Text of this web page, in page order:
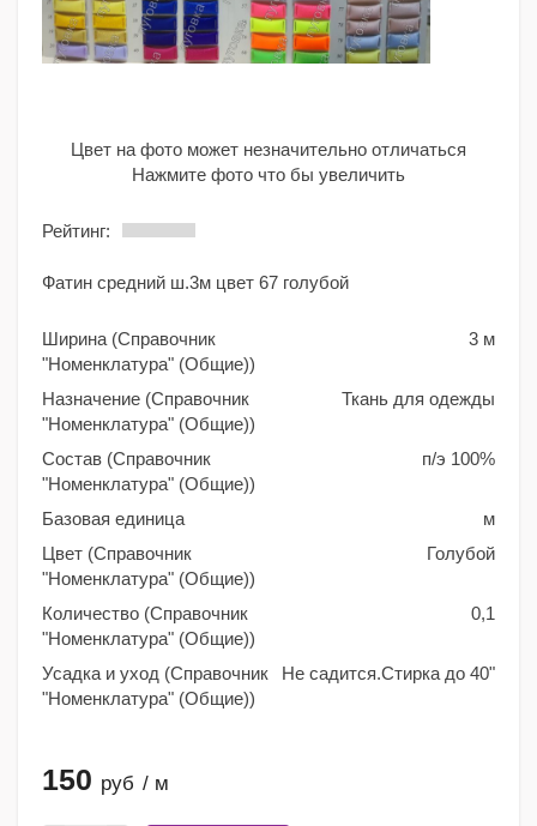
Цвет на фото может незначительно отличаться
Нажмите фото что бы увеличить
Рейтинг:
Фатин средний ш.3м цвет 67 голубой
Ширина (Справочник
"Номенклатура" (Общие))
3 м
Назначение (Справочник
"Номенклатура" (Общие))
Ткань для одежды
Состав (Справочник
"Номенклатура" (Общие))
п/э 100%
Базовая единица
м
Цвет (Справочник
"Номенклатура" (Общие))
Голубой
Количество (Справочник
"Номенклатура" (Общие))
0,1
Усадка и уход (Справочник
"Номенклатура" (Общие))
Не садится.Стирка до 40"
150 руб / м